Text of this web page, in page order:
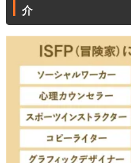
介